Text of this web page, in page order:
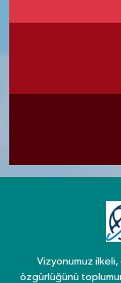
Vizyonumuz
özgürlüğünü